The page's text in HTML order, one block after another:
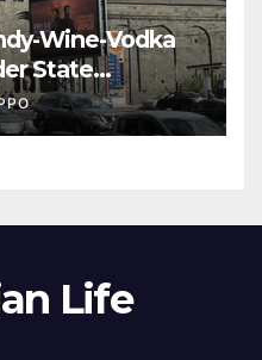
Wine-Vodka
State
Life